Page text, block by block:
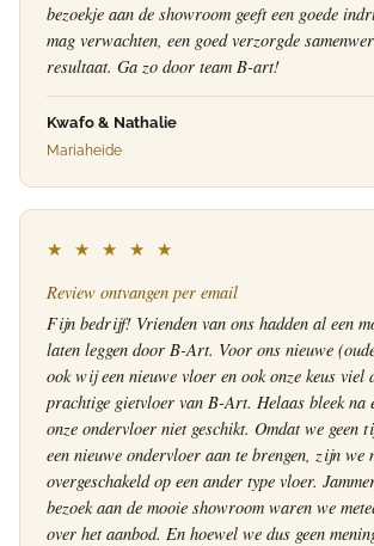
bezoekje aan de showroom geeft een goede
mag verwachten, een goed verzorgde
resultaat. Ga zo door team B-art!
Kwafo & Nathalie
Mariaheide
★ ★ ★ ★ ★
Review ontvangen per email
Fijn bedrijf! Vrienden van ons hadden al een
laten leggen door B-Art. Voor ons nieuwe
ook wij een nieuwe vloer en ook onze keus viel
prachtige gietvloer van B-Art. Helaas bleek na
onze ondervloer niet geschikt. Omdat we geen
een nieuwe ondervloer aan te brengen, zijn we
overgeschakeld op een ander type vloer.
bezoek aan de mooie showroom waren we
over het aanbod. En hoewel we dus geen